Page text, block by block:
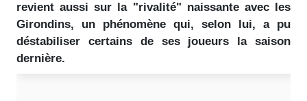
revient aussi sur la "rivalité" naissante avec les
Girondins, un phénomène qui, selon lui, a pu
déstabiliser certains de ses joueurs la saison
dernière.